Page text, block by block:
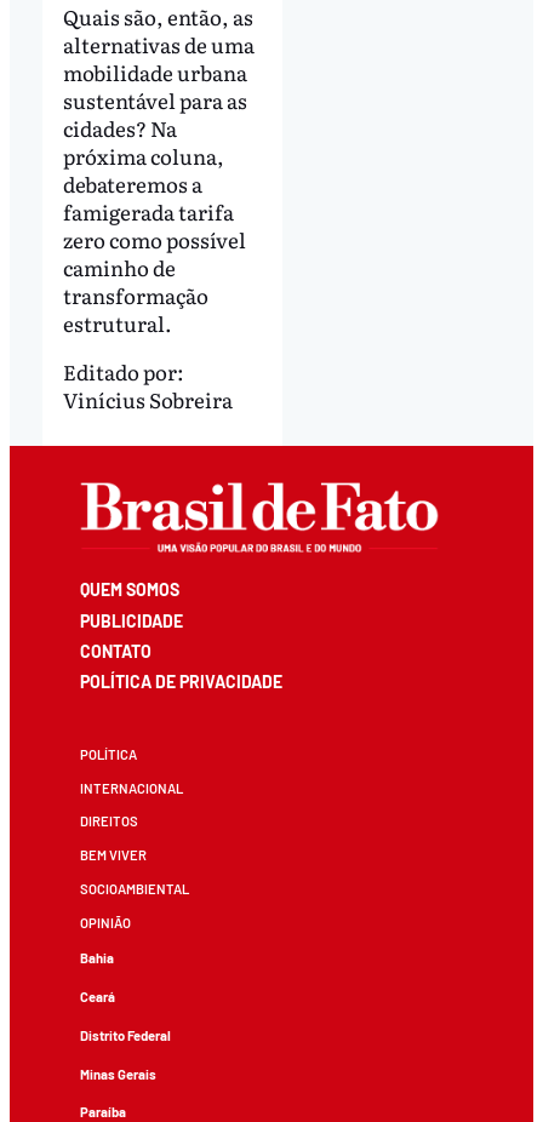
Quais são, então, as
alternativas de uma
mobilidade urbana
sustentável para as
cidades? Na
próxima coluna,
debateremos a
famigerada tarifa
zero como possível
caminho de
transformação
estrutural.
Editado por:
Vinícius Sobreira
QUEM SOMOS
PUBLICIDADE
CONTATO
POLÍTICA DE PRIVACIDADE
POLÍTICA
INTERNACIONAL
DIREITOS
BEM VIVER
SOCIOAMBIENTAL
OPINIÃO
Bahia
Ceará
Distrito Federal
Minas Gerais
Paraíba